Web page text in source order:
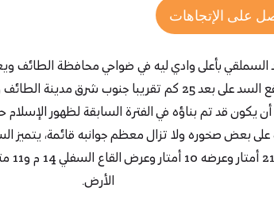
على الإتجاهات
بأعلى وادي ليه في ضواحي محافظة الطائف
فيها، يقع السد على بعد 25 كم تقريبا جنوب شرق
أن يكون قد تم بناؤه في الفترة السابقة لظهور
على بعض صخوره ولا تزال معظم جوانبه قائمة، يتميز
الأرض.